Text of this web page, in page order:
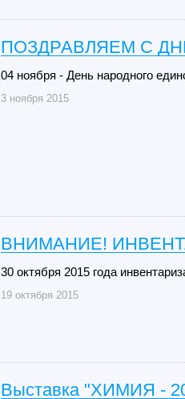
ПОЗДРАВЛЯЕМ С
04 ноября - День народного
3 ноября 2015
ВНИМАНИЕ!
30 октября 2015 года
19 октября 2015
Выставка "ХИМИЯ -